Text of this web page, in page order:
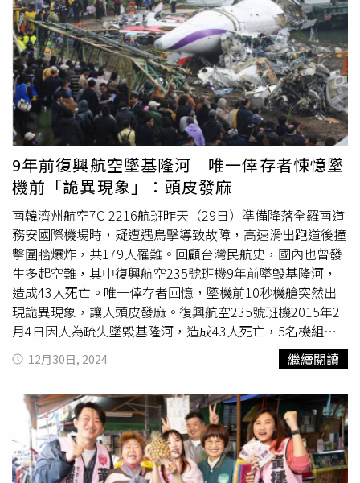
鍵。」她也提到，自己當年在事故中為求生爬出機尾殘骸和
遺體，卻因生還遭受部分網友攻擊，甚至因「倖存者內疚
症」感到痛苦。黃敬雅坦言，自己在事故後，長期陷入內疚
情緒，認為自己沒有資格快樂，也曾因外界不理解而更加孤
立，「很多人對我說『活下來就好』，但這種話只讓我覺得
沒被感同身受。」她希望，社會能以平常心看待空難生還
者，讓他們有更多喘息空間。此外，根據網路社交媒體
《LADbible》引述擁有豐富經驗的飛行員埃德斯（Nick
Eades）說法，其實乘客搭機時，沒有哪個座位是「最安
全」的，不論是坐飛機的前端還是後端，其實安全跟危險的
機率都不會差太多，不過他提醒，「只要你身體健全，我認
為離出口最近的座位，可能是最好的座位」。埃德斯解釋，
坐在靠近緊急出口的座位，其實更能以最快速度評估周遭環
境，並能比其他人更提早一步為緊急狀況預做準備；他也提
到，若機長放棄起飛、或是發生災難性的故障，不但可以幫
助其他乘客離開飛機，或是自己可以直接當第一個逃走的
人，他認為出口旁坐位的條件，是全飛機最好的位置，「這
根本就是常識」。根據格林威治大學研究顯示，坐在距離逃
生出口5排內的乘客更有可能在90秒內安全撤離，因此注重
飛行安全的乘客可以選擇靠近逃生出口那一排的座位，不過
《時代雜誌》分析了美國聯邦航空總署（FAA）過去35年的
數據發現，客機後排中間座位僅有28％死亡率，原因是後排
中間的座位雖然是冷門位置，但左右的靠窗、走道座位在發
生意外時能提供緩衝，因此死亡率最低。
9年前復興航空墜基隆河 唯一倖存者悚憶墜
機前「詭異現象」：頭皮發麻
南韓濟州航空7C-2216航班昨天（29日）準備降落全羅南道
務安國際機場時，疑遭遇鳥擊導致故障，高速滑出跑道後撞
擊圍牆爆炸，共179人罹難。回顧台灣民航史，國內也曾發
生多起空難，其中復興航空235號班機9年前墜毀基隆河，
造成43人死亡。唯一倖存者回憶，墜機前10秒機艙突然出
現詭異現象，讓人頭皮發麻。復興航空235號班機2015年2
月4日因人為疏失墜毀基隆河，造成43人死亡，5名機組員
僅1人僥倖存活。事隔多年，唯一生還的空服員
黃敬雅漸漸
走出傷痛，並在節目中還原墜機經過。她透露，當時飛機爬
升途中突然頓了一下，但不太可能是氣流或天氣因素，內心
感到有點不對勁，想法還在腦海盤旋時，飛機內突然沒了螺
旋槳的聲音，機艙一片寂靜。黃敬雅回憶，螺旋槳轉動聲消
失後，自己完全沒有接到來自前艙的指示，連機上乘客也對
於機艙安靜的情況有些猜疑時，僅僅過了約5至10秒的時
12月30日, 2024 繼續閱讀